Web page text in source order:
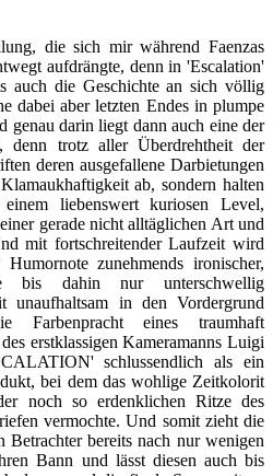
die sich mir während Faenzas
aufdrängte, denn in 'Escalation'
auch die Geschichte an sich völlig
dabei aber letzten Endes in plumpe
genau darin liegt dann auch eine der
denn trotz aller Überdrehtheit der
deren ausgefallene Darbietungen
ab, sondern halten
liebenswert kuriosen Level,
gerade nicht alltäglichen Art und
mit fortschreitender Laufzeit wird
zunehmends ironischer,
bis dahin nur unterschwellig
unaufhaltsam in den Vordergrund
eines traumhaft
erstklassigen Kameramanns Luigi
schlussendlich als ein
bei dem das wohlige Zeitkolorit
noch so erdenklichen Ritze des
vermochte. Und somit zieht die
Betrachter bereits nach nur wenigen
Bann und lässt diesen auch bis